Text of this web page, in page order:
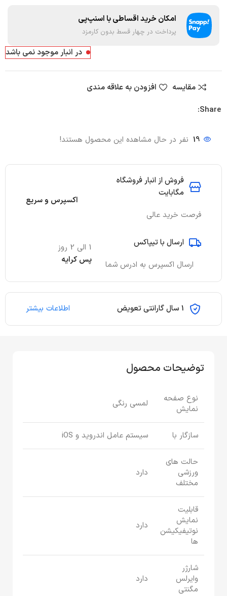
امکان خرید اقساطی با اسنپ‌پی
پرداخت در چهار قسط بدون کارمزد
در انبار موجود نمی باشد
مقایسه
افزودن به علاقه مندی
Share:
19 نفر در حال مشاهده این محصول هستند!
فروش از انبار فروشگاه
مگابایت
فرصت خرید عالی
اکسپرس و سریع
ارسال با تیپاکس
ارسال اکسپرس به ادرس شما
1 الی 2 روز
پس کرایه
1 سال گارانتی تعویض اطلاعات بیشتر
توضیحات محصول
نوع صفحه
نمایش
لمسی رنگی
سازگار با سیستم عامل اندروید و iOS
حالت های
ورزشی
مختلف
دارد
قابلیت
نمایش
نوتیفیکیشن
ها
دارد
شارژر
وایرلس
مگنتی
دارد